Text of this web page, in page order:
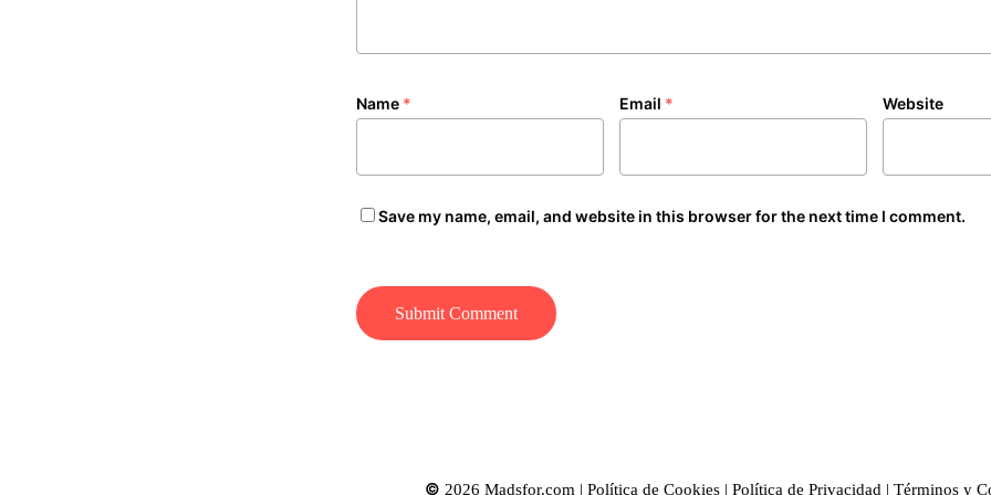
Name * Email * Website
Save my name, email, and website in this browser for the next time I comment.
© 2026 Madsfor.com | Política de Cookies| Política de Privacidad| Términos y